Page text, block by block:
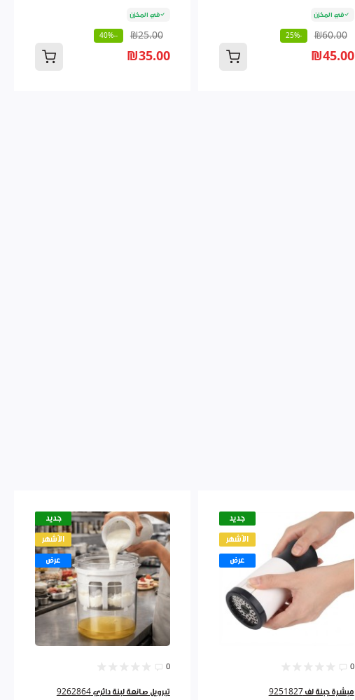
في المخزن
₪60.00
-25%
₪45.00
في المخزن
₪25.00
--40%
₪35.00
جديد
الأشهر
عرض
0
مبشرة جبنة لف 9251827
جديد
الأشهر
عرض
0
تبرويل صانعة لبنة دائري 9262864